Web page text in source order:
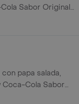
Sabor Original
papa salada,
Coca-Cola Sabor